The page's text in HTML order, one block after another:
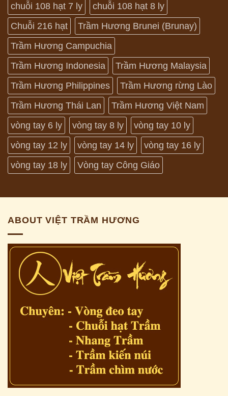
chuỗi 108 hạt 7 ly
chuỗi 108 hạt 8 ly
Chuỗi 216 hạt
Trầm Hương Brunei (Brunay)
Trầm Hương Campuchia
Trầm Hương Indonesia
Trầm Hương Malaysia
Trầm Hương Philippines
Trầm Hương rừng Lào
Trầm Hương Thái Lan
Trầm Hương Việt Nam
vòng tay 6 ly
vòng tay 8 ly
vòng tay 10 ly
vòng tay 12 ly
vòng tay 14 ly
vòng tay 16 ly
vòng tay 18 ly
Vòng tay Công Giáo
ABOUT VIỆT TRẦM HƯƠNG